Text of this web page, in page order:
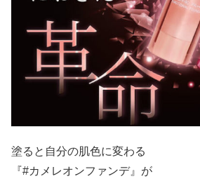
塗ると自分の肌色に変わる
『#カメレオンファンデ』が